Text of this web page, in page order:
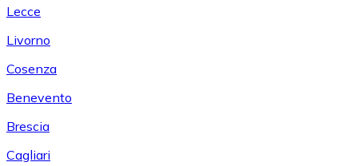
Lecce
Livorno
Cosenza
Benevento
Brescia
Cagliari